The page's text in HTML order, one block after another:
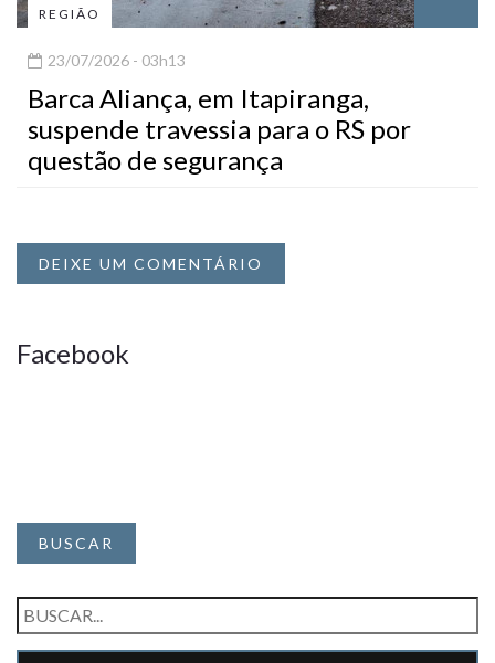
REGIÃO
23/07/2026 - 03h13
Barca Aliança, em Itapiranga,
suspende travessia para o RS por
questão de segurança
DEIXE UM COMENTÁRIO
Facebook
BUSCAR